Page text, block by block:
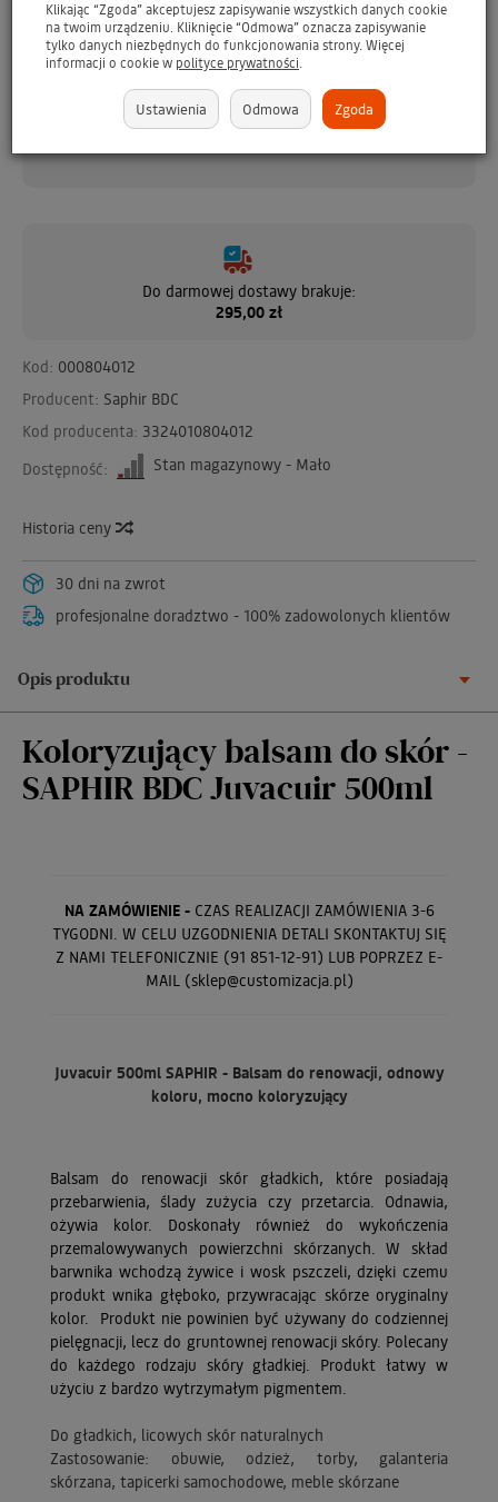
sportowego - GRATIS
brakuje199 zł
Do darmowej dostawy brakuje:
295,00 zł
Kod: 000804012
Producent: Saphir BDC
Kod producenta: 3324010804012
Dostępność:
Stan magazynowy - Mało
Historia ceny
30 dni na zwrot
profesjonalne doradztwo - 100% zadowolonych klientów
Opis produktu
Koloryzujący balsam do skór -
SAPHIR BDC Juvacuir 500ml
NA ZAMÓWIENIE -CZAS REALIZACJI ZAMÓWIENIA 3-6
TYGODNI. W CELU UZGODNIENIA DETALI SKONTAKTUJ SIĘ
Z NAMI TELEFONICZNIE (91 851-12-91) LUB POPRZEZ E-
MAIL (sklep@customizacja.pl)
Juvacuir 500ml SAPHIR - Balsam do renowacji, odnowy
koloru, mocno koloryzujący
Balsam do renowacji skór gładkich, które posiadają
przebarwienia, ślady zużycia czy przetarcia. Odnawia,
ożywia kolor. Doskonały również do wykończenia
przemalowywanych powierzchni skórzanych. W skład
barwnika wchodzą żywice i wosk pszczeli, dzięki czemu
produkt wnika głęboko, przywracając skórze oryginalny
kolor. Produkt nie powinien być używany do codziennej
pielęgnacji, lecz do gruntownej renowacji skóry. Polecany
do każdego rodzaju skóry gładkiej. Produkt łatwy w
użyciu z bardzo wytrzymałym pigmentem.
Do gładkich, licowych skór naturalnych
Zastosowanie: obuwie, odzież, torby, galanteria
skórzana, tapicerki samochodowe, meble skórzane
Klikając “Zgoda” akceptujesz zapisywanie wszystkich danych cookie
na twoim urządzeniu. Kliknięcie “Odmowa” oznacza zapisywanie
tylko danych niezbędnych do funkcjonowania strony. Więcej
informacji o cookie w polityce prywatności.
Ustawienia Odmowa Zgoda